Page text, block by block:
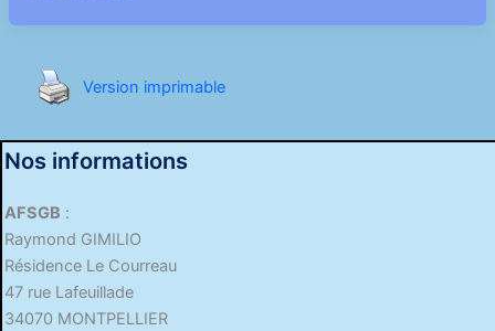
Version imprimable
Nos informations
AFSGB :
Raymond GIMILIO
Résidence Le Courreau
47 rue Lafeuillade
34070 MONTPELLIER